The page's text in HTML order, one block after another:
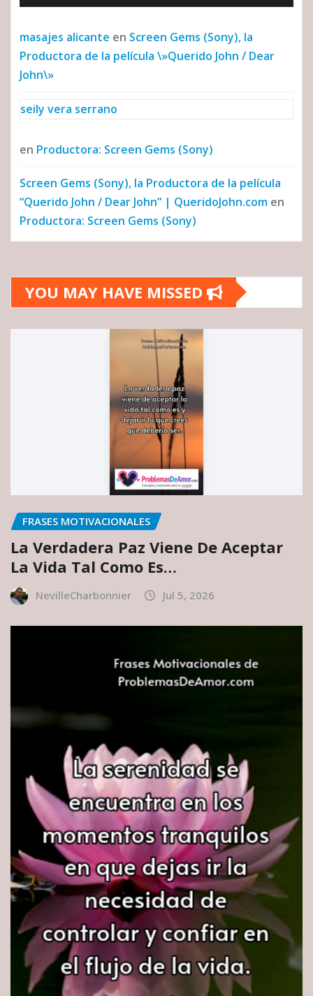
masajes alicante en Screen Gems (Sony), la
Productora de la película \»Querido John / Dear
John\»
seily vera serrano
en Productora: Screen Gems (Sony)
Screen Gems (Sony), la Productora de la película
“Querido John / Dear John” | QueridoJohn.com en
Productora: Screen Gems (Sony)
YOU MAY HAVE MISSED
FRASES MOTIVACIONALES
La Verdadera Paz Viene De Aceptar
La Vida Tal Como Es…
NevilleCharbonnier Jul 5, 2026